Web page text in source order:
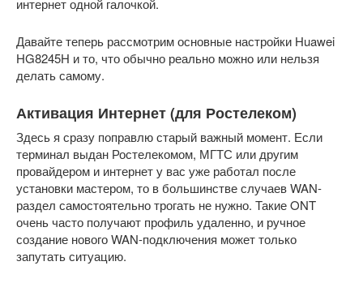
интернет одной галочкой.
Давайте теперь рассмотрим основные настройки Huawei
HG8245H и то, что обычно реально можно или нельзя
делать самому.
Активация Интернет (для Ростелеком)
Здесь я сразу поправлю старый важный момент. Если
терминал выдан Ростелекомом, МГТС или другим
провайдером и интернет у вас уже работал после
установки мастером, то в большинстве случаев WAN-
раздел самостоятельно трогать не нужно. Такие ONT
очень часто получают профиль удаленно, и ручное
создание нового WAN-подключения может только
запутать ситуацию.